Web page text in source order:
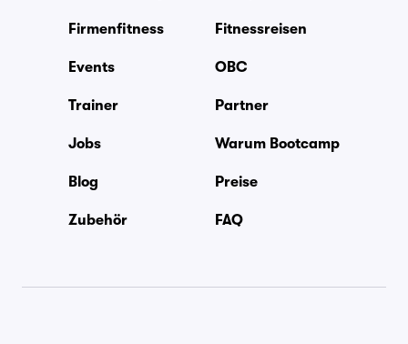
Firmenfitness Fitnessreisen
Events OBC
Trainer Partner
Jobs Warum Bootcamp
Blog Preise
Zubehör FAQ